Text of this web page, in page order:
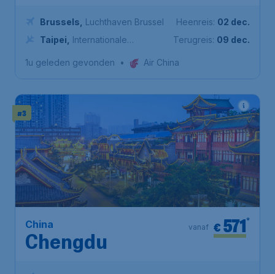
Brussels
Luchthaven Brussel
Taipei
Internationale
Heenreis: 02 dec.
Terugreis: 09 dec.
1u geleden gevonden • Air China
#3
China
Chengdu
€ 571*
vanaf